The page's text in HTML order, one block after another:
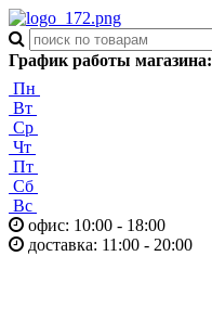
График работы магазина:
Пн
Вт
Ср
Чт
Пт
Сб
Вс
офис: 10:00 - 18:00
доставка: 11:00 - 20:00